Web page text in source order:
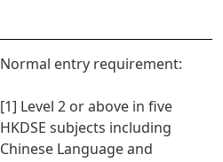
Normal entry requirement:
[1] Level 2 or above in five
HKDSE subjects including
Chinese Language and